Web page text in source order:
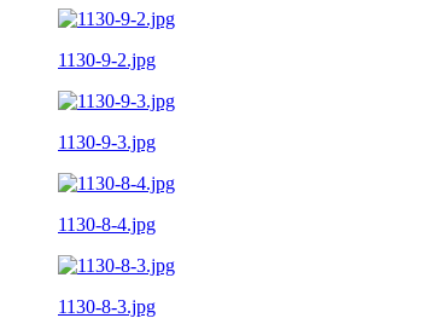
1130-9-2.jpg
1130-9-3.jpg
1130-8-4.jpg
1130-8-3.jpg